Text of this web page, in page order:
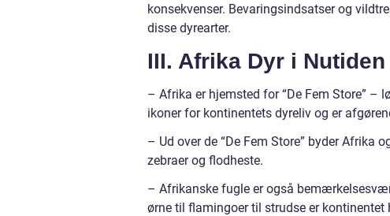
konsekvenser. Bevaringsindsatser og
disse dyrearter.
III. Afrika Dyr i Nutiden
– Afrika er hjemsted for “De Fem Store” –
ikoner for kontinentets dyreliv og er
– Ud over de “De Fem Store” byder Afrika
zebraer og flodheste.
– Afrikanske fugle er også
ørne til flamingoer til strudse er